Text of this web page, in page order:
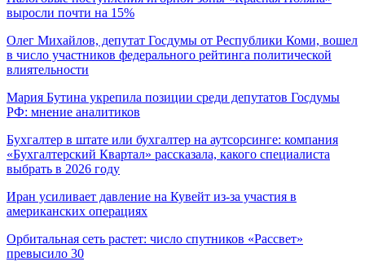
выросли почти на 15%
Олег Михайлов, депутат Госдумы от Республики Коми, вошел
в число участников федерального рейтинга политической
влиятельности
Мария Бутина укрепила позиции среди депутатов Госдумы
РФ: мнение аналитиков
Бухгалтер в штате или бухгалтер на аутсорсинге: компания
«Бухгалтерский Квартал» рассказала, какого специалиста
выбрать в 2026 году
Иран усиливает давление на Кувейт из-за участия в
американских операциях
Орбитальная сеть растет: число спутников «Рассвет»
превысило 30